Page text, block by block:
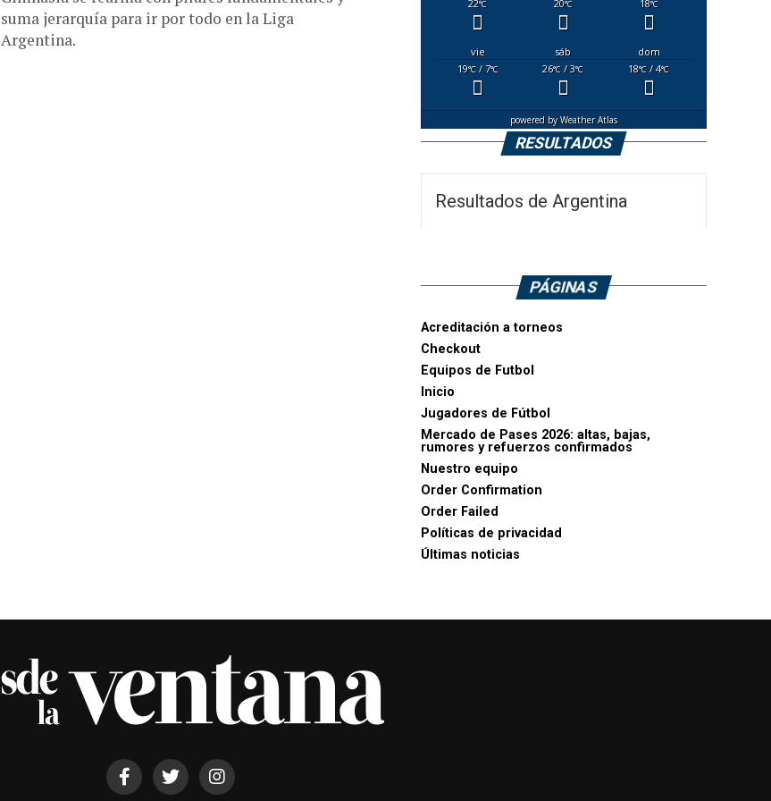
suma jerarquía para ir por todo en la Liga
Argentina.
22°C 20°C 18°C
vie sáb
dom
19°C/ 7°C 26°C / 3°C 18°C / 4°C
powered byWeather Atlas
RESULTADOS
Resultados de Argentina
PÁGINAS
Acreditación a torneos
Checkout
Equipos de Futbol
Inicio
Jugadores de Fútbol
Mercado de Pases 2026: altas, bajas,
rumores y refuerzos confirmados
Nuestro equipo
Order Confirmation
Order Failed
Políticas de privacidad
Últimas noticias